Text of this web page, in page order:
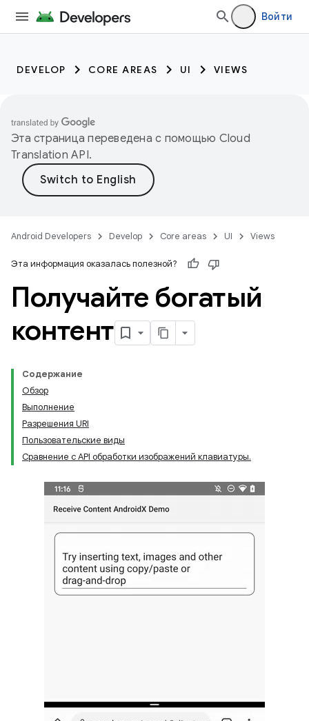
Войти
DEVELOP CORE AREAS UI VIEWS
Эта страница переведена с помощью Cloud
Translation API.
Android Developers Develop Core areas UI Views
Эта информация оказалась полезной?
Получайте богатый
контент
Содержание
Обзор
Выполнение
Разрешения URI
Пользовательские виды
Сравнение с API обработки изображений клавиатуры.